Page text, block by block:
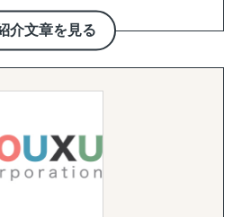
できる支援メニュー】
じ、以下のオプション・中長期
ご提供します。
介文章を見る
21拠点、コンサルタント800名
では最大級のコンサルティング
援、顧客ニーズに応じた柔軟な
コンサルティンググループ/ゴー